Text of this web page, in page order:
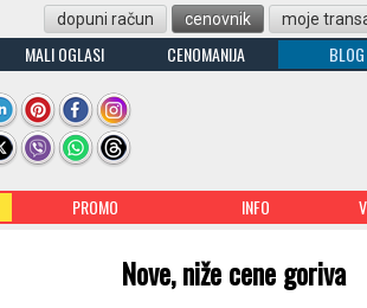
dopuni račun cenovnik moje
MALI OGLASI CENOMANIJA BLOG
PROMO INFO
Nove, niže cene goriva